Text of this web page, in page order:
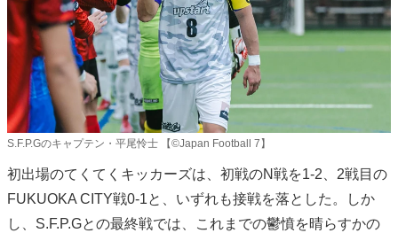
S.F.P.Gのキャプテン・平尾怜士 【©️Japan Football 7】
初出場のてくてくキッカーズは、初戦のN戦を1-2、2戦目の
FUKUOKA CITY戦0-1と、いずれも接戦を落とした。しか
し、S.F.P.Gとの最終戦では、これまでの鬱憤を晴らすかの